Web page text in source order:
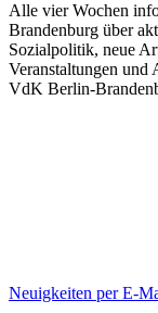
Alle vier Wochen
Brandenburg über
Sozialpolitik, neue
Veranstaltungen und
VdK Berlin-
Neuigkeiten per E-